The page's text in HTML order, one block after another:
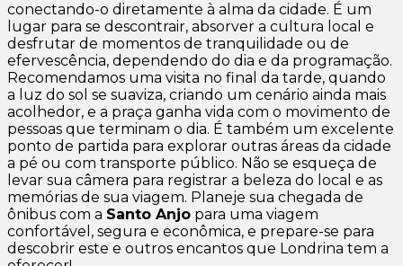
conectando-o diretamente à alma da cidade. É um
lugar para se descontrair, absorver a cultura local e
desfrutar de momentos de tranquilidade ou de
efervescência, dependendo do dia e da programação.
Recomendamos uma visita no final da tarde, quando
a luz do sol se suaviza, criando um cenário ainda mais
acolhedor, e a praça ganha vida com o movimento de
pessoas que terminam o dia. É também um excelente
ponto de partida para explorar outras áreas da cidade
a pé ou com transporte público. Não se esqueça de
levar sua câmera para registrar a beleza do local e as
memórias de sua viagem. Planeje sua chegada de
ônibus com a Santo Anjo para uma viagem
confortável, segura e econômica, e prepare-se para
descobrir este e outros encantos que Londrina tem a